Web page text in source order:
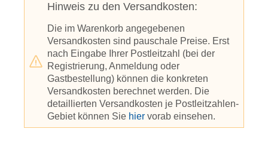
Hinweis zu den Versandkosten:
Die im Warenkorb angegebenen
Versandkosten sind pauschale Preise. Erst
nach Eingabe Ihrer Postleitzahl (bei der
Registrierung, Anmeldung oder
Gastbestellung) können die konkreten
Versandkosten berechnet werden. Die
detaillierten Versandkosten je Postleitzahlen-
Gebiet können Sie hier vorab einsehen.